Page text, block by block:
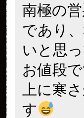
南極の
であり
いと思
お値段
上に寒
す